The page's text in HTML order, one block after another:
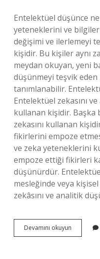
Entelektüel düşünce
yeteneklerini ve
değişimi ve ilerlemeyi
kişidir. Bu kişiler aynı
meydan okuyan, yeni
düşünmeyi teşvik
tanımlanabilir.
Entelektüel zekasını
kullanan kişidir. Başka
zekasını kullanan
fikirlerini empoze
ve zeka yeteneklerini
empoze ettiği fikirleri
düşünürdür.
mesleğinde veya
zekâsını ve analitik
Devamını okuyun Entelektüel
Düşünme